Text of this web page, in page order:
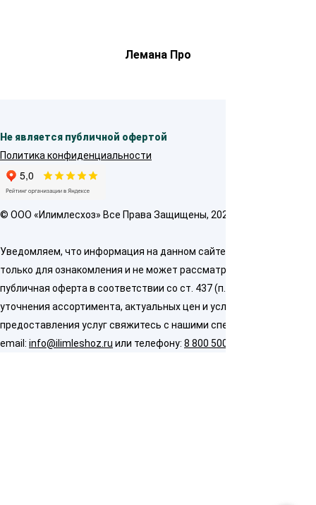
Лемана Про
Не является публичной офертой
Политика конфиденциальности
© OOO «Илимлесхоз» Все Права Защищены, 2026
Уведомляем, что информация на данном сайте предназначена
только для ознакомления и не может рассматриваться как
публичная оферта в соответствии со ст. 437 (п. 2) ГК РФ. Для
уточнения ассортимента, актуальных цен и условий
предоставления услуг свяжитесь с нашими специалистами по
email: info@ilimleshoz.ru или телефону: 8 800 500 5437